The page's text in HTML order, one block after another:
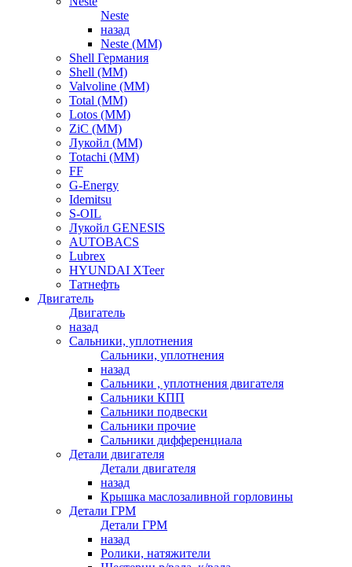
Neste
назад
Neste (ММ)
Shell Германия
Shell (ММ)
Valvoline (ММ)
Total (ММ)
Lotos (ММ)
ZiC (ММ)
Лукойл (ММ)
Totachi (MM)
FF
G-Energy
Idemitsu
S-OIL
Лукойл GENESIS
AUTOBACS
Lubrex
HYUNDAI XTeer
Татнефть
Двигатель
Двигатель
назад
Сальники, уплотнения
Сальники, уплотнения
назад
Сальники , уплотнения двигателя
Сальники КПП
Сальники подвески
Сальники прочие
Сальники дифференциала
Детали двигателя
Детали двигателя
назад
Крышка маслозаливной горловины
Детали ГРМ
Детали ГРМ
назад
Ролики, натяжители